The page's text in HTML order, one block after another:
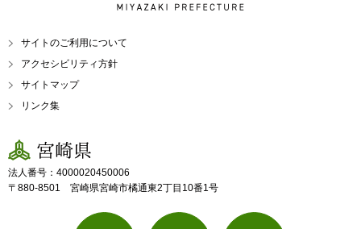
MIYAZAKI PREFECTURE
サイトのご利用について
アクセシビリティ方針
サイトマップ
リンク集
宮崎県
法人番号：4000020450006
〒880-8501 宮崎県宮崎市橘通東2丁目10番1号